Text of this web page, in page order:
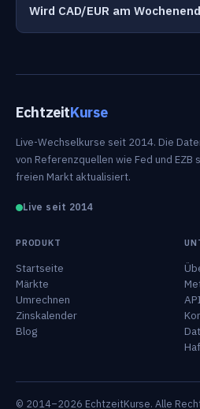
Wird CAD/EUR am
EchtzeitKurse
Live-Wechselkurse seit 2014. Die
von Referenzquellen wie Fed und
freien Markt aktualisiert.
Live seit 2014
PRODUKT
Startseite
Märkte
Umrechnen
Zinskalender
Blog
© 2014–2026 EchtzeitKurse. Alle